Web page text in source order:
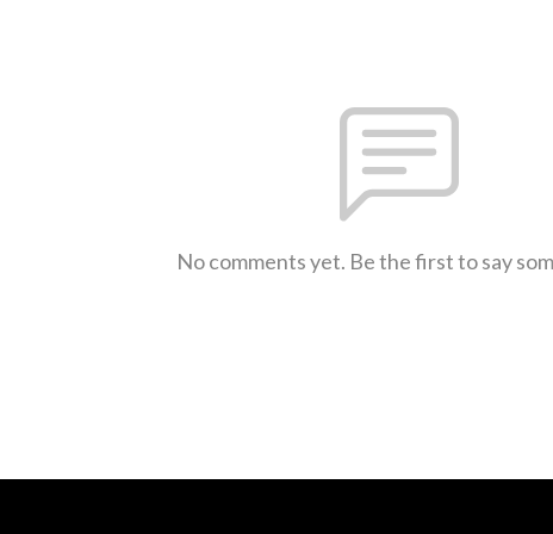
No comments yet. Be the first to say